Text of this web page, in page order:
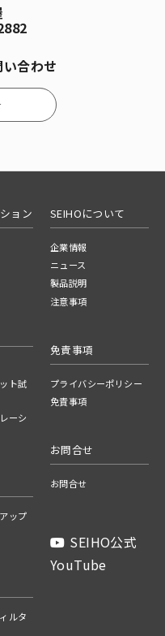
合わせ
ョン
ト試
ーシ
ップ
ルタ
SEIHOについて
企業情報
ニュース
製品説明
注意事項
免責事項
プライバシーポリシー
免責事項
お問合せ
お問合せ
SEIHO公式
YouTube